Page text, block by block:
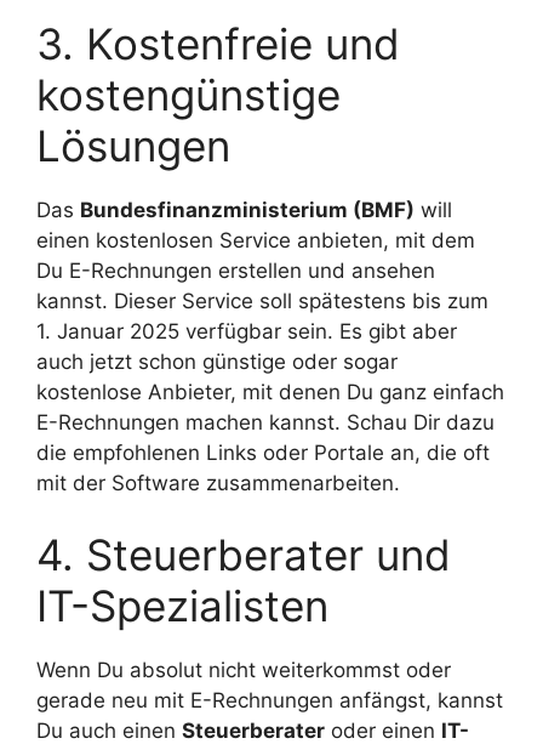
3. Kostenfreie und
kostengünstige
Lösungen
Das Bundesfinanzministerium (BMF) will
einen kostenlosen Service anbieten, mit dem
Du E-Rechnungen erstellen und ansehen
kannst. Dieser Service soll spätestens bis zum
1. Januar 2025 verfügbar sein. Es gibt aber
auch jetzt schon günstige oder sogar
kostenlose Anbieter, mit denen Du ganz einfach
E-Rechnungen machen kannst. Schau Dir dazu
die empfohlenen Links oder Portale an, die oft
mit der Software zusammenarbeiten.
4. Steuerberater und
IT-Spezialisten
Wenn Du absolut nicht weiterkommst oder
gerade neu mit E-Rechnungen anfängst, kannst
Du auch einen Steuerberater oder einen IT-